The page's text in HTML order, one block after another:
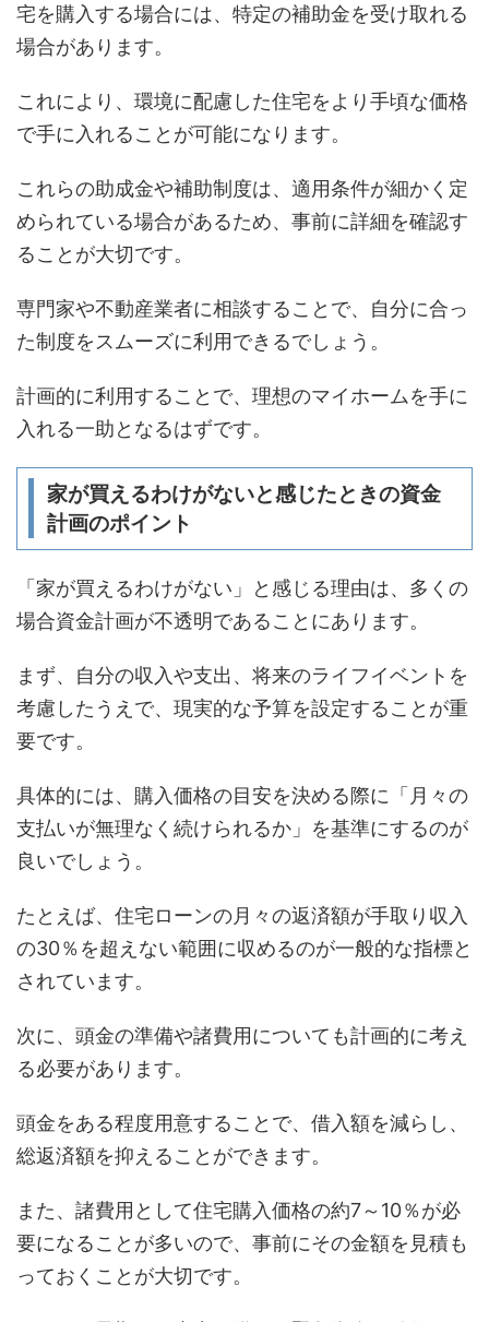
宅を購入する場合には、特定の補助金を受け取れる
場合があります。
これにより、環境に配慮した住宅をより手頃な価格
で手に入れることが可能になります。
これらの助成金や補助制度は、適用条件が細かく定
められている場合があるため、事前に詳細を確認す
ることが大切です。
専門家や不動産業者に相談することで、自分に合っ
た制度をスムーズに利用できるでしょう。
計画的に利用することで、理想のマイホームを手に
入れる一助となるはずです。
家が買えるわけがないと感じたときの資金
計画のポイント
「家が買えるわけがない」と感じる理由は、多くの
場合資金計画が不透明であることにあります。
まず、自分の収入や支出、将来のライフイベントを
考慮したうえで、現実的な予算を設定することが重
要です。
具体的には、購入価格の目安を決める際に「月々の
支払いが無理なく続けられるか」を基準にするのが
良いでしょう。
たとえば、住宅ローンの月々の返済額が手取り収入
の30％を超えない範囲に収めるのが一般的な指標と
されています。
次に、頭金の準備や諸費用についても計画的に考え
る必要があります。
頭金をある程度用意することで、借入額を減らし、
総返済額を抑えることができます。
また、諸費用として住宅購入価格の約7～10％が必
要になることが多いので、事前にその金額を見積も
っておくことが大切です。